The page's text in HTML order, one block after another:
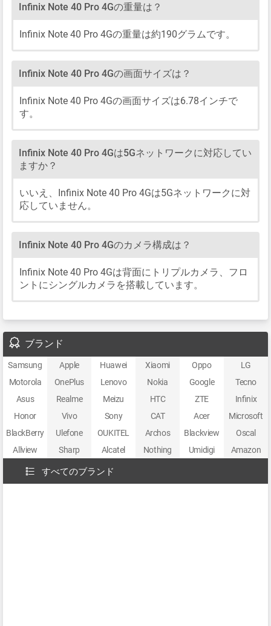
Infinix Note 40 Pro 4Gの重量は？
Infinix Note 40 Pro 4Gの重量は約190グラムです。
Infinix Note 40 Pro 4Gの画面サイズは？
Infinix Note 40 Pro 4Gの画面サイズは6.78インチで
す。
Infinix Note 40 Pro 4Gは5Gネットワークに対応してい
ますか？
いいえ、Infinix Note 40 Pro 4Gは5Gネットワークに対
応していません。
Infinix Note 40 Pro 4Gのカメラ構成は？
Infinix Note 40 Pro 4Gは背面にトリプルカメラ、フロ
ントにシングルカメラを搭載しています。
ブランド
Samsung Apple Huawei Xiaomi Oppo
LG
Motorola
OnePlus Lenovo Nokia Google
Tecno
Asus
Realme Meizu HTC ZTE
Infinix
Honor
Vivo Sony CAT Acer
Microsoft
BlackBerry
Ulefone OUKITEL Archos Blackview
Oscal
Allview
Sharp Alcatel Nothing Umidigi Amazon
すべてのブランド